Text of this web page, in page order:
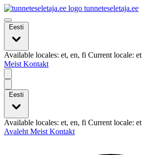
tunneteseletaja.ee
Eesti
Available locales: et, en, fi Current locale: et
Meist Kontakt
Eesti
Available locales: et, en, fi Current locale: et
Avaleht Meist Kontakt